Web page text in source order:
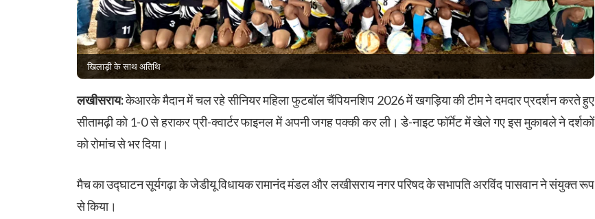
खिलाड़ी के साथ अतिथि
लखीसराय:केआरके मैदान में चल रहे सीनियर महिला फुटबॉल चैंपियनशिप 2026 में खगड़िया की टीम ने दमदार प्रदर्शन करते हुए
सीतामढ़ी को 1-0 से हराकर प्री-क्वार्टर फाइनल में अपनी जगह पक्की कर ली। डे-नाइट फॉर्मेट में खेले गए इस मुकाबले ने दर्शकों
को रोमांच से भर दिया।
मैच का उद्घाटन सूर्यगढ़ा के जेडीयू विधायक रामानंद मंडल और लखीसराय नगर परिषद के सभापति अरविंद पासवान ने संयुक्त रूप
से किया।